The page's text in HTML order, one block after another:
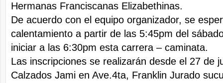
Hermanas Franciscanas Elizabethinas.
De acuerdo con el equipo organizador, se
calentamiento a partir de las 5:45pm del
iniciar a las 6:30pm esta carrera – caminata.
Las inscripciones se realizarán desde el 27 de
Calzados Jami en Ave.4ta, Franklin Jurado